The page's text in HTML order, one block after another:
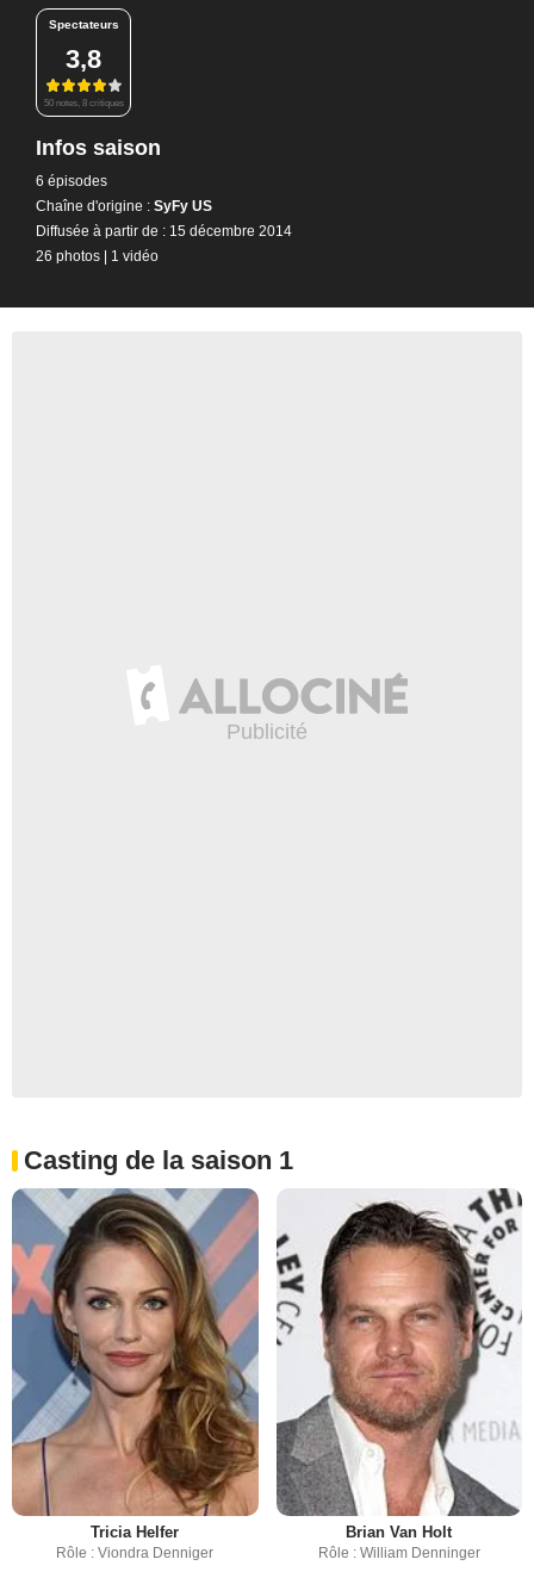
Spectateurs
3,8
50 notes, 8 critiques
Infos saison
6 épisodes
Chaîne d'origine : SyFy US
Diffusée à partir de : 15 décembre 2014
26 photos | 1 vidéo
Casting de la saison 1
Tricia Helfer
Rôle : Viondra Denniger
Brian Van Holt
Rôle : William Denninger